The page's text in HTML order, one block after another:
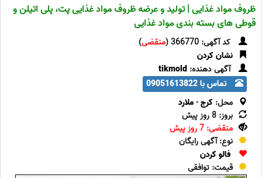
ظروف مواد غذایی | تولید و عرضه ظروف مواد غذایی پت، پلی اتیلن و
قوطی های بسته بندی مواد غذایی
کد آگهی: 366770 ( منقضی)
نشان کردن
آگهی دهنده: tikmold
تماس با 09051613822
محل: کرج-ملارد
بروز: 8 روز پیش
منقضی: 7 روز پیش
نوع: آگهی رایگان
فالو کردن
قیمت: توافقی